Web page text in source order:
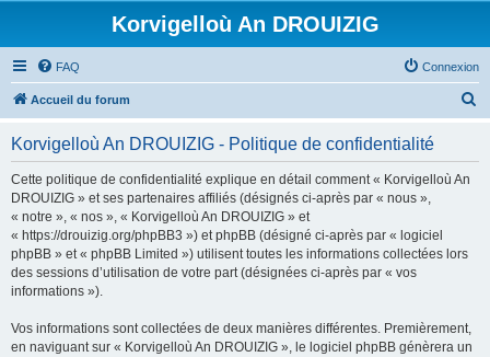
Korvigelloù An DROUIZIG
FAQ Connexion
Accueil du forum
Korvigelloù An DROUIZIG - Politique de confidentialité
Cette politique de confidentialité explique en détail comment « Korvigelloù An
DROUIZIG » et ses partenaires affiliés (désignés ci-après par « nous »,
« notre », « nos », « Korvigelloù An DROUIZIG » et
« https://drouizig.org/phpBB3 ») et phpBB (désigné ci-après par « logiciel
phpBB » et « phpBB Limited ») utilisent toutes les informations collectées lors
des sessions d’utilisation de votre part (désignées ci-après par « vos
informations »).
Vos informations sont collectées de deux manières différentes. Premièrement,
en naviguant sur « Korvigelloù An DROUIZIG », le logiciel phpBB génèrera un